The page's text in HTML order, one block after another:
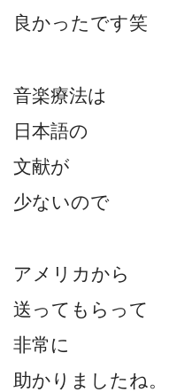
良かったです笑
音楽療法は
日本語の
文献が
少ないので
アメリカから
送ってもらって
非常に
助かりましたね。